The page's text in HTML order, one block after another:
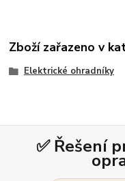
Zboží zařazeno v
Elektrické ohradníky
✅ Řešení